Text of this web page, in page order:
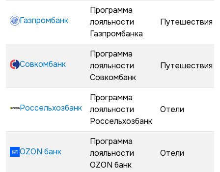
Газпромбанк
Программа
лояльности
Газпромбанка
Путешествия
Совкомбанк
Программа
лояльности
Совкомбанк
Путешествия
Россельхозбанк
Программа
лояльности
Россельхозбанк
Отели
OZON банк
Программа
лояльности
OZON банк
Отели